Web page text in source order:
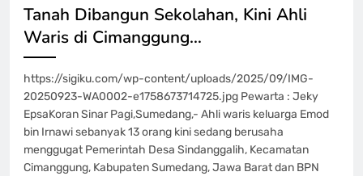
Tanah Dibangun Sekolahan, Kini Ahli
Waris di Cimanggung…
https://sigiku.com/wp-content/uploads/2025/09/IMG-
20250923-WA0002-e1758673714725.jpg Pewarta : Jeky
Epsa‎‎Koran Sinar Pagi,Sumedang,- Ahli waris keluarga Emod
bin Irnawi sebanyak 13 orang kini sedang berusaha
menggugat Pemerintah Desa Sindanggalih, Kecamatan
Cimanggung, Kabupaten Sumedang, Jawa Barat dan BPN